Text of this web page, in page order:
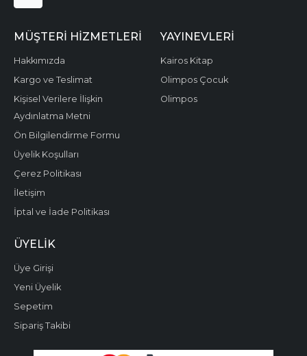
MÜŞTERI HIZMETLERI
Hakkımızda
Kargo ve Teslimat
Kişisel Verilere İlişkin
Aydınlatma Metni
Ön Bilgilendirme Formu
Üyelik Koşulları
Çerez Politikası
İletişim
İptal ve İade Politikası
YAYINEVLERI
Kairos Kitap
Olimpos Çocuk
Olimpos
ÜYELIK
Üye Girişi
Yeni Üyelik
Sepetim
Sipariş Takibi